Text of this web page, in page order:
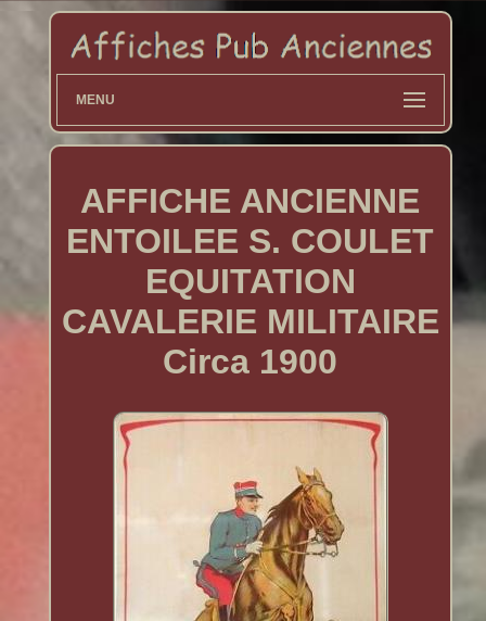
MENU
AFFICHE ANCIENNE
ENTOILEE S. COULET
EQUITATION
CAVALERIE MILITAIRE
Circa 1900